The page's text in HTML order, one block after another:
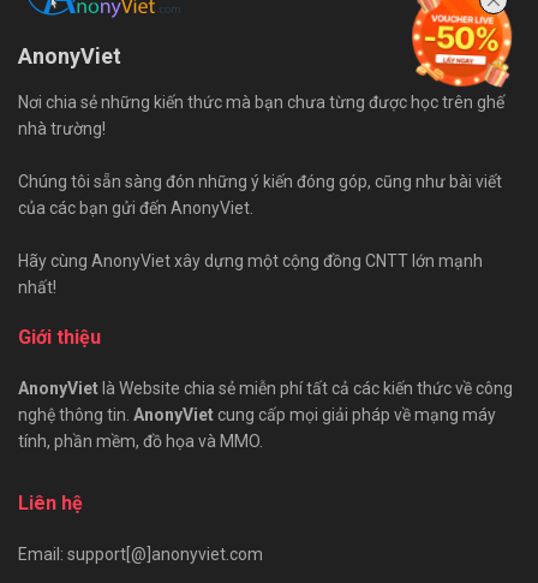
AnonyViet
Nơi chia sẻ những kiến thức mà bạn chưa từng được học trên ghế
nhà trường!
Chúng tôi sẵn sàng đón những ý kiến đóng góp, cũng như bài viết
của các bạn gửi đến AnonyViet.
Hãy cùng AnonyViet xây dựng một cộng đồng CNTT lớn mạnh
nhất!
Giới thiệu
AnonyViet là Website chia sẻ miễn phí tất cả các kiến thức về công
nghệ thông tin. AnonyViet cung cấp mọi giải pháp về mạng máy
tính, phần mềm, đồ họa và MMO.
Liên hệ
Email: support[@]anonyviet.com